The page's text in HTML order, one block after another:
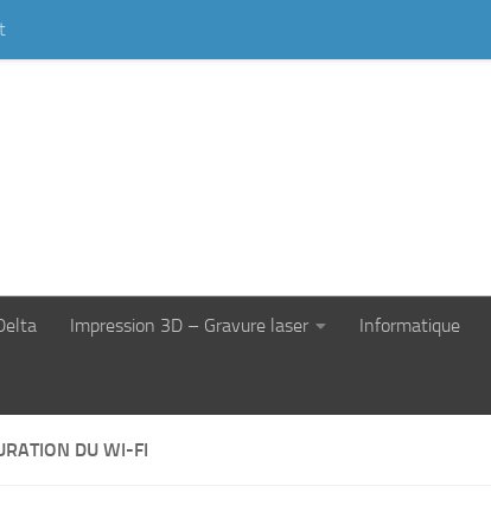
Impression 3D – Gravure laser Informatique
DU WI-FI